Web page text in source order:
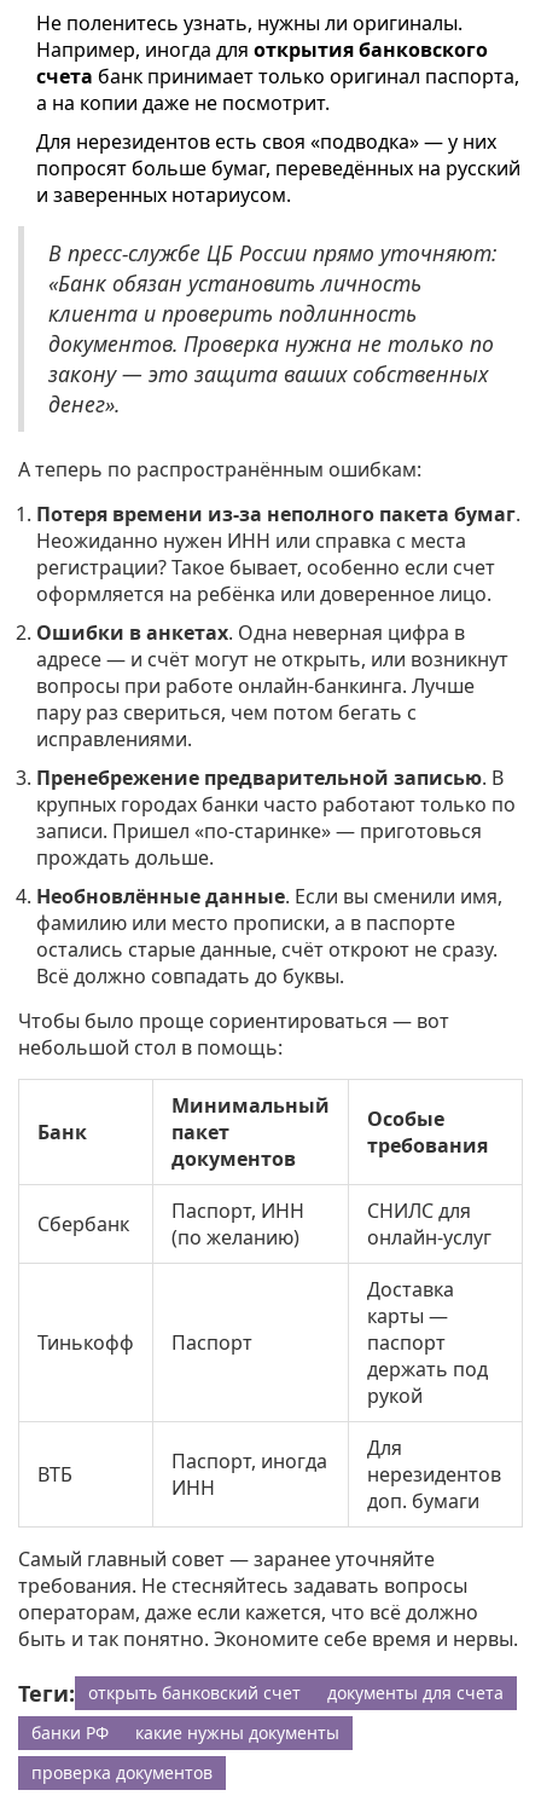
Не поленитесь узнать, нужны ли оригиналы.
Например, иногда для открытия банковского
счета банк принимает только оригинал паспорта,
а на копии даже не посмотрит.
Для нерезидентов есть своя «подводка» — у них
попросят больше бумаг, переведённых на русский
и заверенных нотариусом.
В пресс-службе ЦБ России прямо уточняют:
«Банк обязан установить личность
клиента и проверить подлинность
документов. Проверка нужна не только по
закону — это защита ваших собственных
денег».
А теперь по распространённым ошибкам:
Потеря времени из-за неполного пакета бумаг.
Неожиданно нужен ИНН или справка с места
регистрации? Такое бывает, особенно если счет
оформляется на ребёнка или доверенное лицо.
Ошибки в анкетах. Одна неверная цифра в
адресе — и счёт могут не открыть, или возникнут
вопросы при работе онлайн-банкинга. Лучше
пару раз свериться, чем потом бегать с
исправлениями.
Пренебрежение предварительной записью. В
крупных городах банки часто работают только по
записи. Пришел «по-старинке» — приготовься
прождать дольше.
Необновлённые данные. Если вы сменили имя,
фамилию или место прописки, а в паспорте
остались старые данные, счёт откроют не сразу.
Всё должно совпадать до буквы.
Чтобы было проще сориентироваться — вот
небольшой стол в помощь:
Банк
Минимальный
пакет
документов
Особые
требования
Сбербанк
Паспорт, ИНН
(по желанию)
СНИЛС для
онлайн-услуг
Тинькофф Паспорт
Доставка
карты —
паспорт
держать под
рукой
ВТБ
Паспорт, иногда
ИНН
Для
нерезидентов
доп. бумаги
Самый главный совет — заранее уточняйте
требования. Не стесняйтесь задавать вопросы
операторам, даже если кажется, что всё должно
быть и так понятно. Экономите себе время и нервы.
Теги: открыть банковский счет
документы для счета
банки РФ
какие нужны документы
проверка документов